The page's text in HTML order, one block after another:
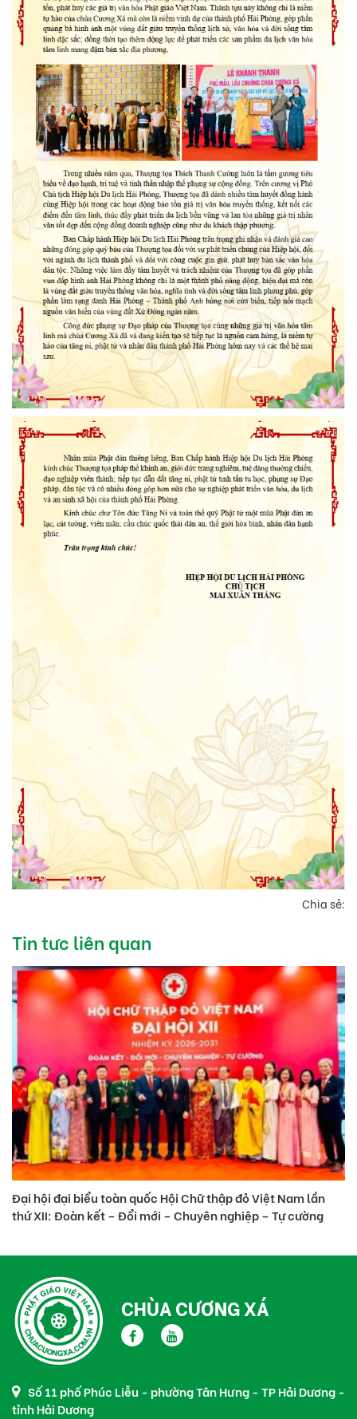
Chia sẻ:
Tin tưc liên quan
Đại hội đại biểu toàn quốc Hội Chữ thập đỏ Việt Nam lần
thứ XII: Đoàn kết – Đổi mới – Chuyên nghiệp – Tự cường
CHÙA CƯƠNG XÁ
Số 11 phố Phúc Liễu - phường Tân Hưng - TP Hải Dương -
tỉnh Hải Dương